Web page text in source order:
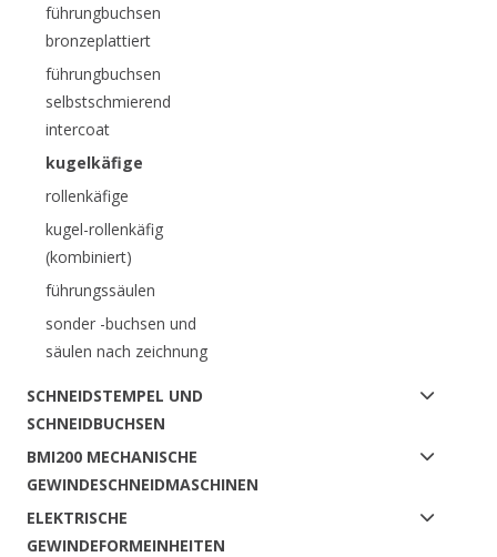
führungbuchsen
bronzeplattiert
führungbuchsen
selbstschmierend
intercoat
kugelkäfige
rollenkäfige
kugel-rollenkäfig
(kombiniert)
führungssäulen
sonder -buchsen und
säulen nach zeichnung
SCHNEIDSTEMPEL UND
SCHNEIDBUCHSEN
BMI200 MECHANISCHE
GEWINDESCHNEIDMASCHINEN
ELEKTRISCHE
GEWINDEFORMEINHEITEN